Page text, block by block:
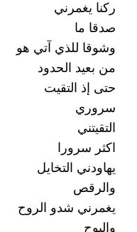
ركنا يغمرني
صدقا ما
وشوقا للذي آتي هو
من بعيد الحدود
حتى إذ التقيت
سروري
التقيتني
اكثر سرورا
يهاودني التخايل
والرقص
يغمرني شدو الروح
والبوح